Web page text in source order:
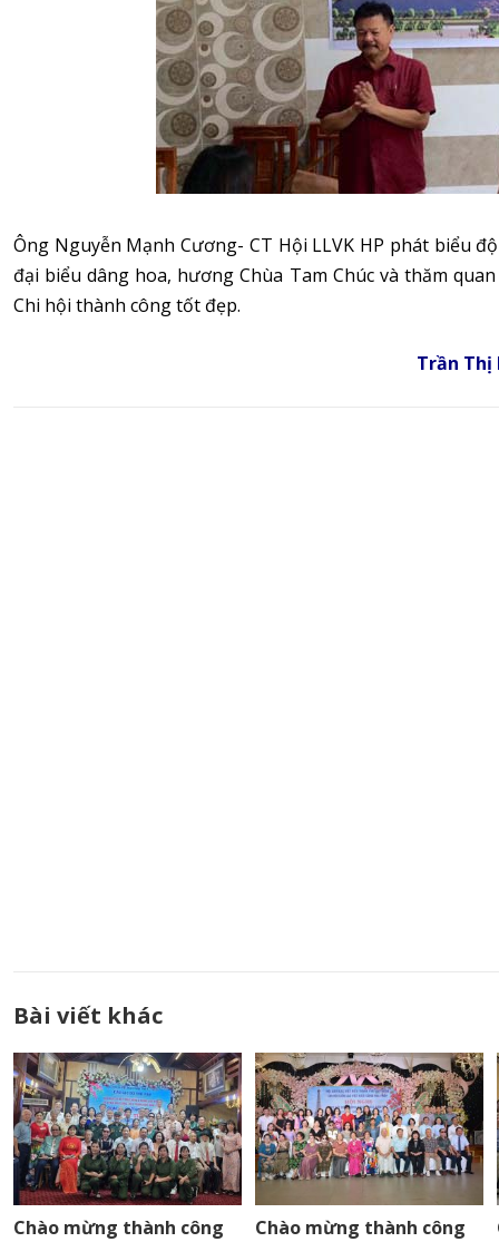
Ông Nguyễn Mạnh Cương- CT Hội LLVK HP phát biểu
đại biểu dâng hoa, hương Chùa Tam Chúc và thăm
Chi hội thành công tốt đẹp.
Trần Thị
Bài viết khác
Chào mừng thành công
Chào mừng thành công